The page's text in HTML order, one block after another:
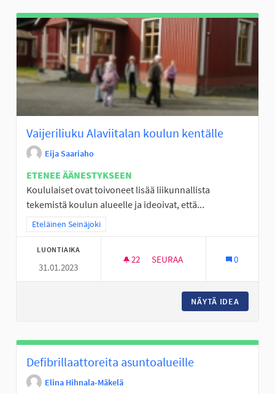
Vaijeriliuku Alaviitalan koulun kentälle
Eija Saariaho
ETENEE ÄÄNESTYKSEEN
Koululaiset ovat toivoneet lisää liikunnallista
tekemistä koulun alueelle ja ideoivat, että...
Rajaa tulokset teeman mukaan: Eteläinen Seinäjoki
Eteläinen Seinäjoki
LUONTIAIKA
31.01.2023
22 22 SEURAAJAA
SEURAA 0
NÄYTÄ IDEA
Defibrillaattoreita asuntoalueille
Elina Hihnala-Mäkelä